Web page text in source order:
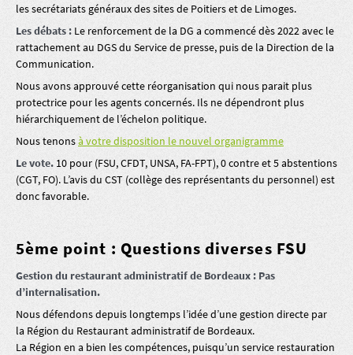
les secrétariats généraux des sites de Poitiers et de Limoges.
Les débats : Le renforcement de la DG a commencé dès 2022 avec le
rattachement au DGS du Service de presse, puis de la Direction de la
Communication.
Nous avons approuvé cette réorganisation qui nous parait plus
protectrice pour les agents concernés. Ils ne dépendront plus
hiérarchiquement de l’échelon politique.
Nous tenonsà votre disposition le nouvel organigramme
Le vote. 10 pour (FSU, CFDT, UNSA, FA-FPT), 0 contre et 5 abstentions
(CGT, FO). L’avis du CST (collège des représentants du personnel) est
donc favorable.
5ème point : Questions diverses FSU
Gestion du restaurant administratif de Bordeaux : Pas
d’internalisation.
Nous défendons depuis longtemps l’idée d’une gestion directe par
la Région du Restaurant administratif de Bordeaux.
La Région en a bien les compétences, puisqu’un service restauration